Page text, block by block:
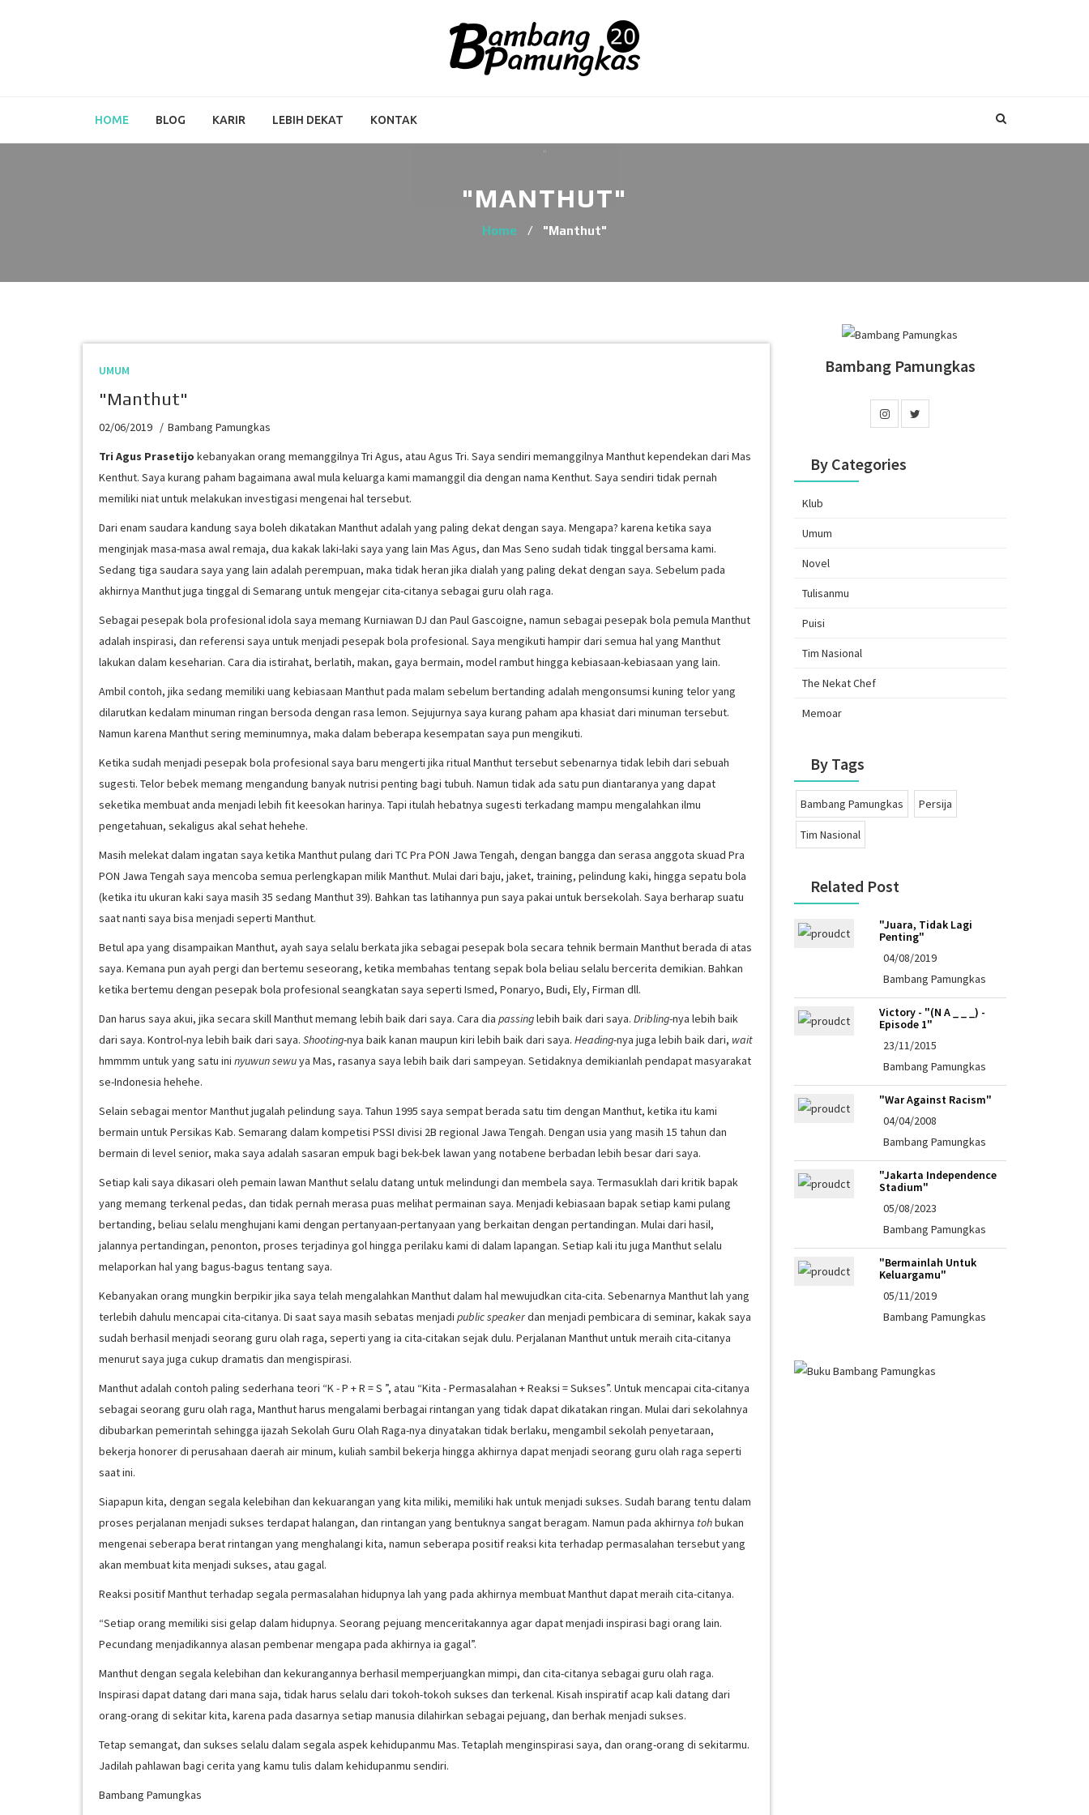
HOME BLOG KARIR LEBIH DEKAT KONTAK
"MANTHUT"
Home / "Manthut"
UMUM
"Manthut"
02/06/2019
Bambang Pamungkas
Tri Agus Prasetijo kebanyakan orang memanggilnya Tri Agus, atau Agus Tri. Saya sendiri memanggilnya Manthut kependekan dari Mas
Kenthut. Saya kurang paham bagaimana awal mula keluarga kami mamanggil dia dengan nama Kenthut. Saya sendiri tidak pernah
memiliki niat untuk melakukan investigasi mengenai hal tersebut.
Dari enam saudara kandung saya boleh dikatakan Manthut adalah yang paling dekat dengan saya. Mengapa? karena ketika saya
menginjak masa-masa awal remaja, dua kakak laki-laki saya yang lain Mas Agus, dan Mas Seno sudah tidak tinggal bersama kami.
Sedang tiga saudara saya yang lain adalah perempuan, maka tidak heran jika dialah yang paling dekat dengan saya. Sebelum pada
akhirnya Manthut juga tinggal di Semarang untuk mengejar cita-citanya sebagai guru olah raga.
Sebagai pesepak bola profesional idola saya memang Kurniawan DJ dan Paul Gascoigne, namun sebagai pesepak bola pemula Manthut
adalah inspirasi, dan referensi saya untuk menjadi pesepak bola profesional. Saya mengikuti hampir dari semua hal yang Manthut
lakukan dalam keseharian. Cara dia istirahat, berlatih, makan, gaya bermain, model rambut hingga kebiasaan-kebiasaan yang lain.
Ambil contoh, jika sedang memiliki uang kebiasaan Manthut pada malam sebelum bertanding adalah mengonsumsi kuning telor yang
dilarutkan kedalam minuman ringan bersoda dengan rasa lemon. Sejujurnya saya kurang paham apa khasiat dari minuman tersebut.
Namun karena Manthut sering meminumnya, maka dalam beberapa kesempatan saya pun mengikuti.
Ketika sudah menjadi pesepak bola profesional saya baru mengerti jika ritual Manthut tersebut sebenarnya tidak lebih dari sebuah
sugesti. Telor bebek memang mengandung banyak nutrisi penting bagi tubuh. Namun tidak ada satu pun diantaranya yang dapat
seketika membuat anda menjadi lebih fit keesokan harinya. Tapi itulah hebatnya sugesti terkadang mampu mengalahkan ilmu
pengetahuan, sekaligus akal sehat hehehe.
Masih melekat dalam ingatan saya ketika Manthut pulang dari TC Pra PON Jawa Tengah, dengan bangga dan serasa anggota skuad Pra
PON Jawa Tengah saya mencoba semua perlengkapan milik Manthut. Mulai dari baju, jaket, training, pelindung kaki, hingga sepatu bola
(ketika itu ukuran kaki saya masih 35 sedang Manthut 39). Bahkan tas latihannya pun saya pakai untuk bersekolah. Saya berharap suatu
saat nanti saya bisa menjadi seperti Manthut.
Betul apa yang disampaikan Manthut, ayah saya selalu berkata jika sebagai pesepak bola secara tehnik bermain Manthut berada di atas
saya. Kemana pun ayah pergi dan bertemu seseorang, ketika membahas tentang sepak bola beliau selalu bercerita demikian. Bahkan
ketika bertemu dengan pesepak bola profesional seangkatan saya seperti Ismed, Ponaryo, Budi, Ely, Firman dll.
Dan harus saya akui, jika secara skill Manthut memang lebih baik dari saya. Cara dia passinglebih baik dari saya. Dribling-nya lebih baik
dari saya. Kontrol-nya lebih baik dari saya. Shooting-nya baik kanan maupun kiri lebih baik dari saya. Heading-nya juga lebih baik dari, wait
hmmmm untuk yang satu ini nyuwun sewuya Mas, rasanya saya lebih baik dari sampeyan. Setidaknya demikianlah pendapat masyarakat
se-Indonesia hehehe.
Selain sebagai mentor Manthut jugalah pelindung saya. Tahun 1995 saya sempat berada satu tim dengan Manthut, ketika itu kami
bermain untuk Persikas Kab. Semarang dalam kompetisi PSSI divisi 2B regional Jawa Tengah. Dengan usia yang masih 15 tahun dan
bermain di level senior, maka saya adalah sasaran empuk bagi bek-bek lawan yang notabene berbadan lebih besar dari saya.
Setiap kali saya dikasari oleh pemain lawan Manthut selalu datang untuk melindungi dan membela saya. Termasuklah dari kritik bapak
yang memang terkenal pedas, dan tidak pernah merasa puas melihat permainan saya. Menjadi kebiasaan bapak setiap kami pulang
bertanding, beliau selalu menghujani kami dengan pertanyaan-pertanyaan yang berkaitan dengan pertandingan. Mulai dari hasil,
jalannya pertandingan, penonton, proses terjadinya gol hingga perilaku kami di dalam lapangan. Setiap kali itu juga Manthut selalu
melaporkan hal yang bagus-bagus tentang saya.
Kebanyakan orang mungkin berpikir jika saya telah mengalahkan Manthut dalam hal mewujudkan cita-cita. Sebenarnya Manthut lah yang
terlebih dahulu mencapai cita-citanya. Di saat saya masih sebatas menjadi public speakerdan menjadi pembicara di seminar, kakak saya
sudah berhasil menjadi seorang guru olah raga, seperti yang ia cita-citakan sejak dulu. Perjalanan Manthut untuk meraih cita-citanya
menurut saya juga cukup dramatis dan mengispirasi.
Manthut adalah contoh paling sederhana teori “K - P + R = S ”, atau “Kita - Permasalahan + Reaksi = Sukses”. Untuk mencapai cita-citanya
sebagai seorang guru olah raga, Manthut harus mengalami berbagai rintangan yang tidak dapat dikatakan ringan. Mulai dari sekolahnya
dibubarkan pemerintah sehingga ijazah Sekolah Guru Olah Raga-nya dinyatakan tidak berlaku, mengambil sekolah penyetaraan,
bekerja honorer di perusahaan daerah air minum, kuliah sambil bekerja hingga akhirnya dapat menjadi seorang guru olah raga seperti
saat ini.
Siapapun kita, dengan segala kelebihan dan kekuarangan yang kita miliki, memiliki hak untuk menjadi sukses. Sudah barang tentu dalam
proses perjalanan menjadi sukses terdapat halangan, dan rintangan yang bentuknya sangat beragam. Namun pada akhirnya tohbukan
mengenai seberapa berat rintangan yang menghalangi kita, namun seberapa positif reaksi kita terhadap permasalahan tersebut yang
akan membuat kita menjadi sukses, atau gagal.
Reaksi positif Manthut terhadap segala permasalahan hidupnya lah yang pada akhirnya membuat Manthut dapat meraih cita-citanya.
“Setiap orang memiliki sisi gelap dalam hidupnya. Seorang pejuang menceritakannya agar dapat menjadi inspirasi bagi orang lain.
Pecundang menjadikannya alasan pembenar mengapa pada akhirnya ia gagal”.
Manthut dengan segala kelebihan dan kekurangannya berhasil memperjuangkan mimpi, dan cita-citanya sebagai guru olah raga.
Inspirasi dapat datang dari mana saja, tidak harus selalu dari tokoh-tokoh sukses dan terkenal. Kisah inspiratif acap kali datang dari
orang-orang di sekitar kita, karena pada dasarnya setiap manusia dilahirkan sebagai pejuang, dan berhak menjadi sukses.
Tetap semangat, dan sukses selalu dalam segala aspek kehidupanmu Mas. Tetaplah menginspirasi saya, dan orang-orang di sekitarmu.
Jadilah pahlawan bagi cerita yang kamu tulis dalam kehidupanmu sendiri.
Bambang Pamungkas
Bambang Pamungkas
By Categories
Klub
Umum
Novel
Tulisanmu
Puisi
Tim Nasional
The Nekat Chef
Memoar
By Tags
Bambang Pamungkas Persija
Tim Nasional
Related Post
"Juara, Tidak Lagi
Penting"
04/08/2019
Bambang Pamungkas
Victory - "(n A _ _ _) -
Episode 1"
23/11/2015
Bambang Pamungkas
"War Against Racism"
04/04/2008
Bambang Pamungkas
"Jakarta Independence
Stadium"
05/08/2023
Bambang Pamungkas
"Bermainlah Untuk
Keluargamu"
05/11/2019
Bambang Pamungkas